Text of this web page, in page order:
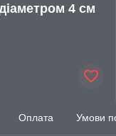
4 см
Оплата Умови